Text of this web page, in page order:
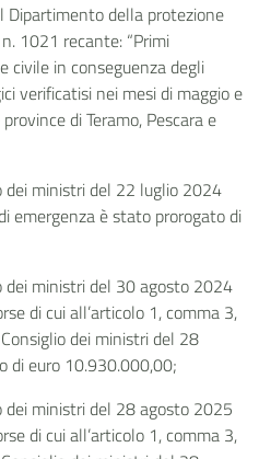
Dipartimento della protezione
1021 recante: “Primi
civile in conseguenza degli
verificatisi nei mesi di maggio e
di Teramo, Pescara e
dei ministri del 22 luglio 2024
emergenza è stato prorogato di
dei ministri del 30 agosto 2024
di cui all’articolo 1, comma 3,
dei ministri del 28
di euro 10.930.000,00;
dei ministri del 28 agosto 2025
di cui all’articolo 1, comma 3,